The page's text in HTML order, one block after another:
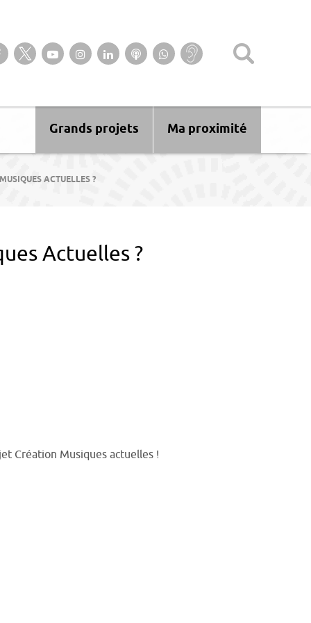
Suivez-nous sur notre page Facebook
Suivez-nous sur Twitter
Suivez-nous sur YouTube
Suivez-nous sur Instagram
Retrouvez-nous sur Linkedin
Ecoutez nos Podcasts
Suivez-nous sur
WhatsApp
Baisse
d’audition ?
Ma proximité
Grands projets
ACTUELLES ?
Actuelles ?
Création Musiques actuelles !